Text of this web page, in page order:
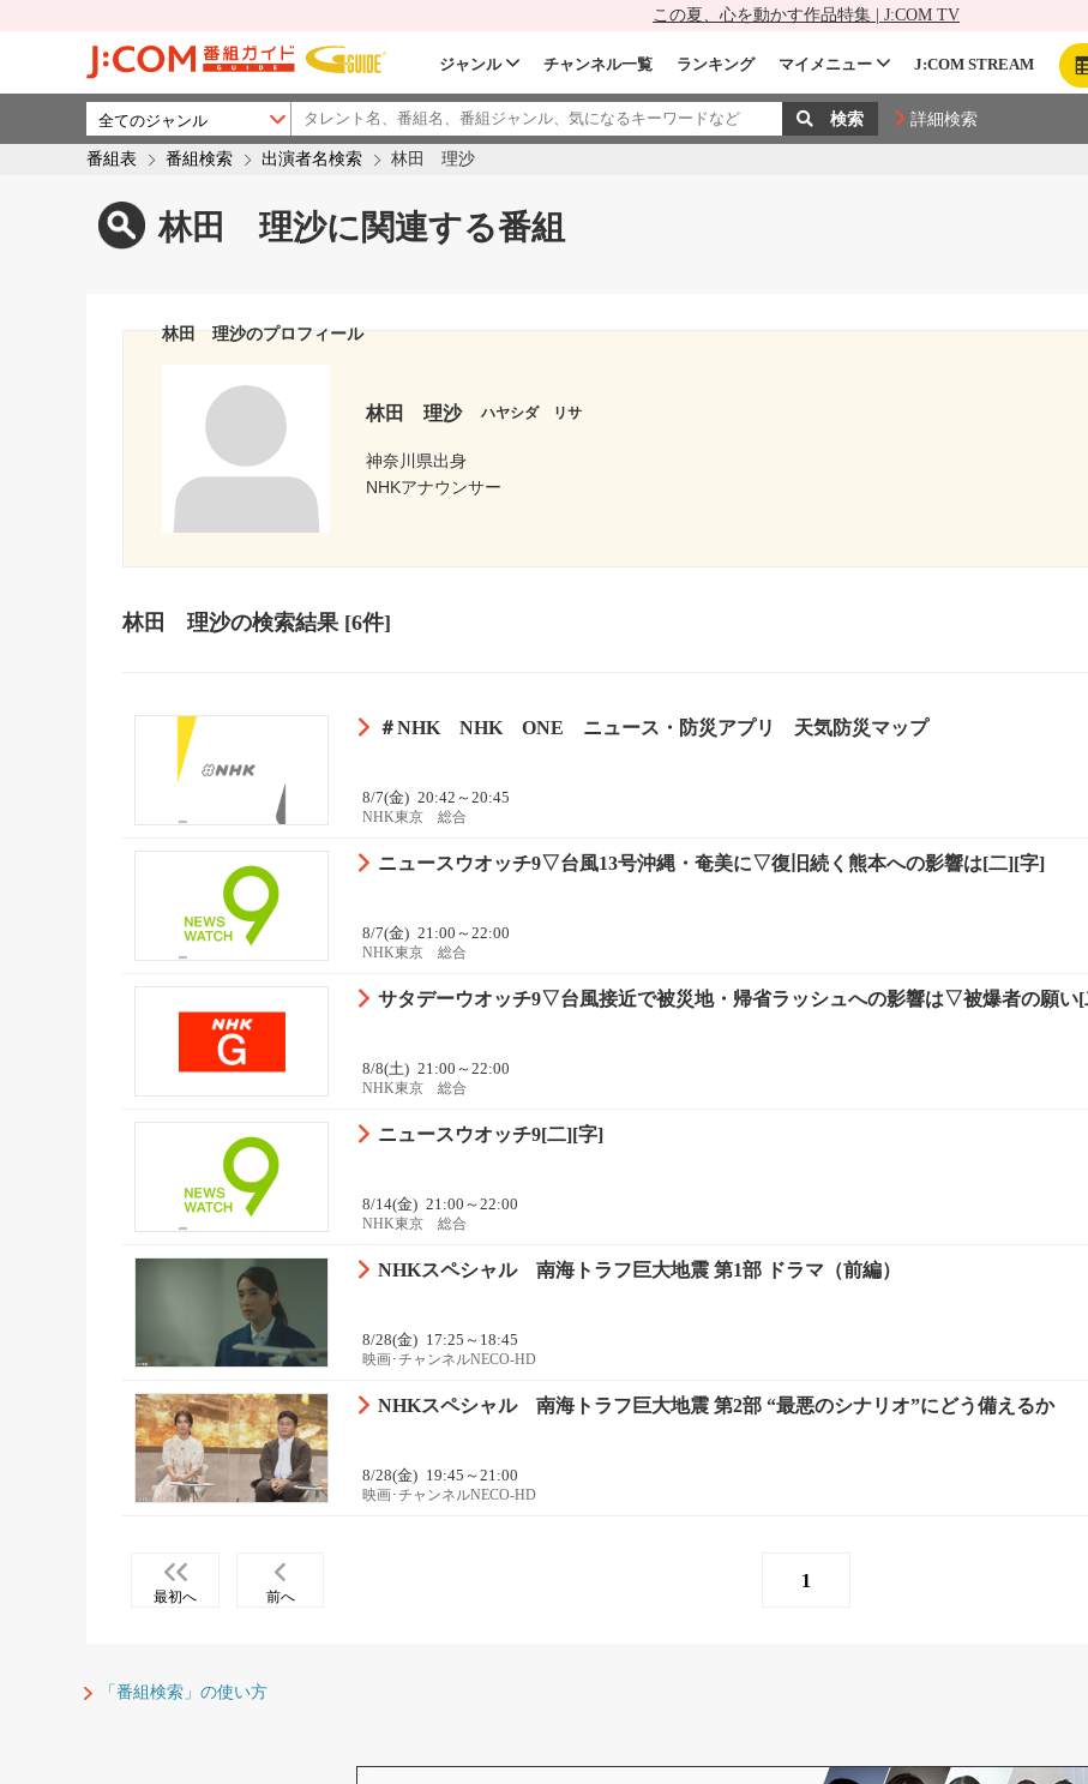
この夏、心を動かす作品特集 | J:COM TV
ジャンル チャンネル一覧 ランキング マイメニュー J:COM STREAM
詳細検索
番組表 番組検索 出演者名検索 林田 理沙
林田 理沙に関連する番組
林田 理沙のプロフィール
林田 理沙 ハヤシダ リサ
神奈川県出身
NHKアナウンサー
林田 理沙の検索結果[6件]
＃NHK NHK ONE ニュース・防災アプリ 天気防災マップ
8/7(金) 20:42～20:45
NHK東京 総合
ニュースウオッチ9▽台風13号沖縄・奄美に▽復旧続く熊本への影響は[二][字]
8/7(金) 21:00～22:00
NHK東京 総合
サタデーウオッチ9▽台風接近で被災地・帰省ラッシュへの影響は▽被爆者の願い
8/8(土) 21:00～22:00
NHK東京 総合
ニュースウオッチ9[二][字]
8/14(金) 21:00～22:00
NHK東京 総合
NHKスペシャル 南海トラフ巨大地震 第1部 ドラマ（前編）
8/28(金) 17:25～18:45
映画･チャンネルNECO-HD
NHKスペシャル 南海トラフ巨大地震 第2部 “最悪のシナリオ”にどう備えるか
8/28(金) 19:45～21:00
映画･チャンネルNECO-HD
最初へ 前へ
1
「番組検索」の使い方